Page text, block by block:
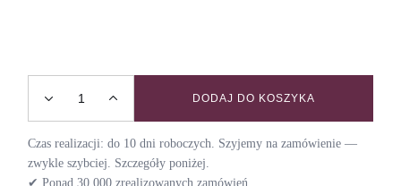
SOFTSHELL - kurtka przeciwdeszczowa dla psa / PSYCHO
DODAJ DO KOSZYKA
Czas realizacji: do 10 dni roboczych. Szyjemy na zamówienie —
zwykle szybciej. Szczegóły poniżej.
✔ Ponad 30 000 zrealizowanych zamówień